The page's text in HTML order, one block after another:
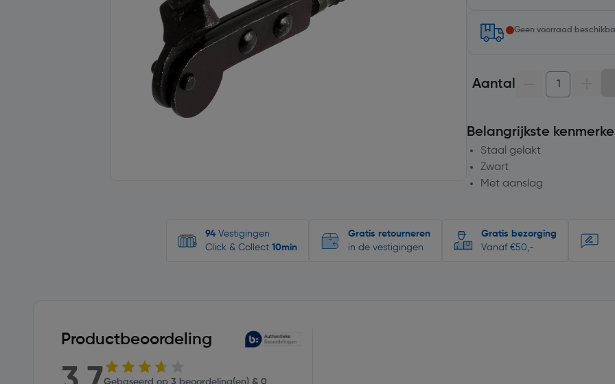
Geen voorraad
Aantal
Belangrijkste
Staal gelakt
Zwart
Met aanslag
94 Vestigingen
Click & Collect 10min
Gratis retourneren
in de vestigingen
Gratis bezorging
Vanaf €50,-
Productbeoordeling
Gebaseerd op 3 beoordeling(en) & 0